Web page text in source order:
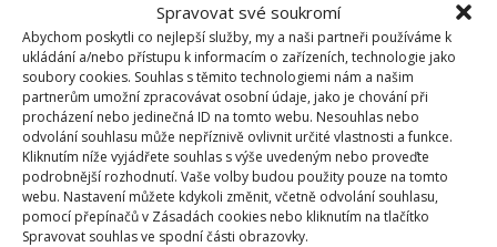
Spravovat své soukromí
Abychom poskytli co nejlepší služby, my a naši partneři používáme k
ukládání a/nebo přístupu k informacím o zařízeních, technologie jako
soubory cookies. Souhlas s těmito technologiemi nám a našim
partnerům umožní zpracovávat osobní údaje, jako je chování při
procházení nebo jedinečná ID na tomto webu. Nesouhlas nebo
odvolání souhlasu může nepříznivě ovlivnit určité vlastnosti a funkce.
Kliknutím níže vyjádřete souhlas s výše uvedeným nebo proveďte
podrobnější rozhodnutí. Vaše volby budou použity pouze na tomto
webu. Nastavení můžete kdykoli změnit, včetně odvolání souhlasu,
pomocí přepínačů v Zásadách cookies nebo kliknutím na tlačítko
Spravovat souhlas ve spodní části obrazovky.